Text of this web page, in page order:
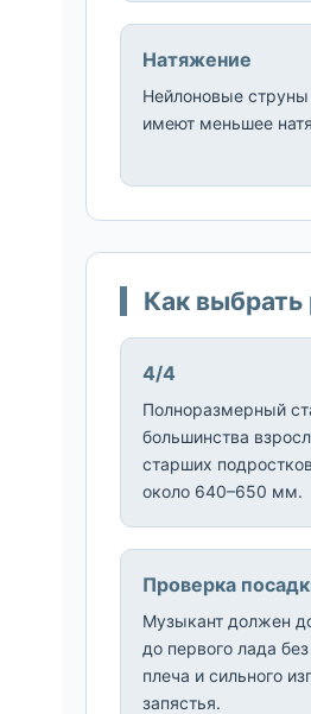
Натяжение
Нейлоновые
имеют меньшее
Как выбрать
4/4
Полноразмерный
большинства
старших
около 640–650 мм.
Проверка
Музыкант должен
до первого лада
плеча и сильного
запястья.